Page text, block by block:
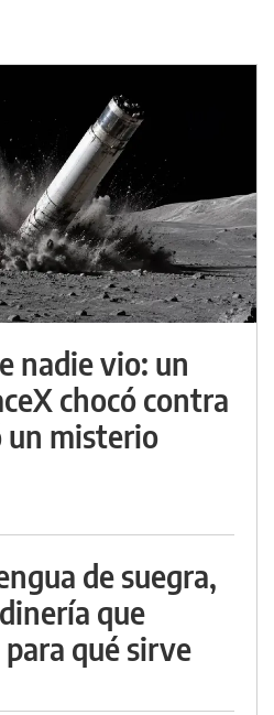
nadie vio: un
chocó contra
un misterio
de suegra,
que
qué sirve